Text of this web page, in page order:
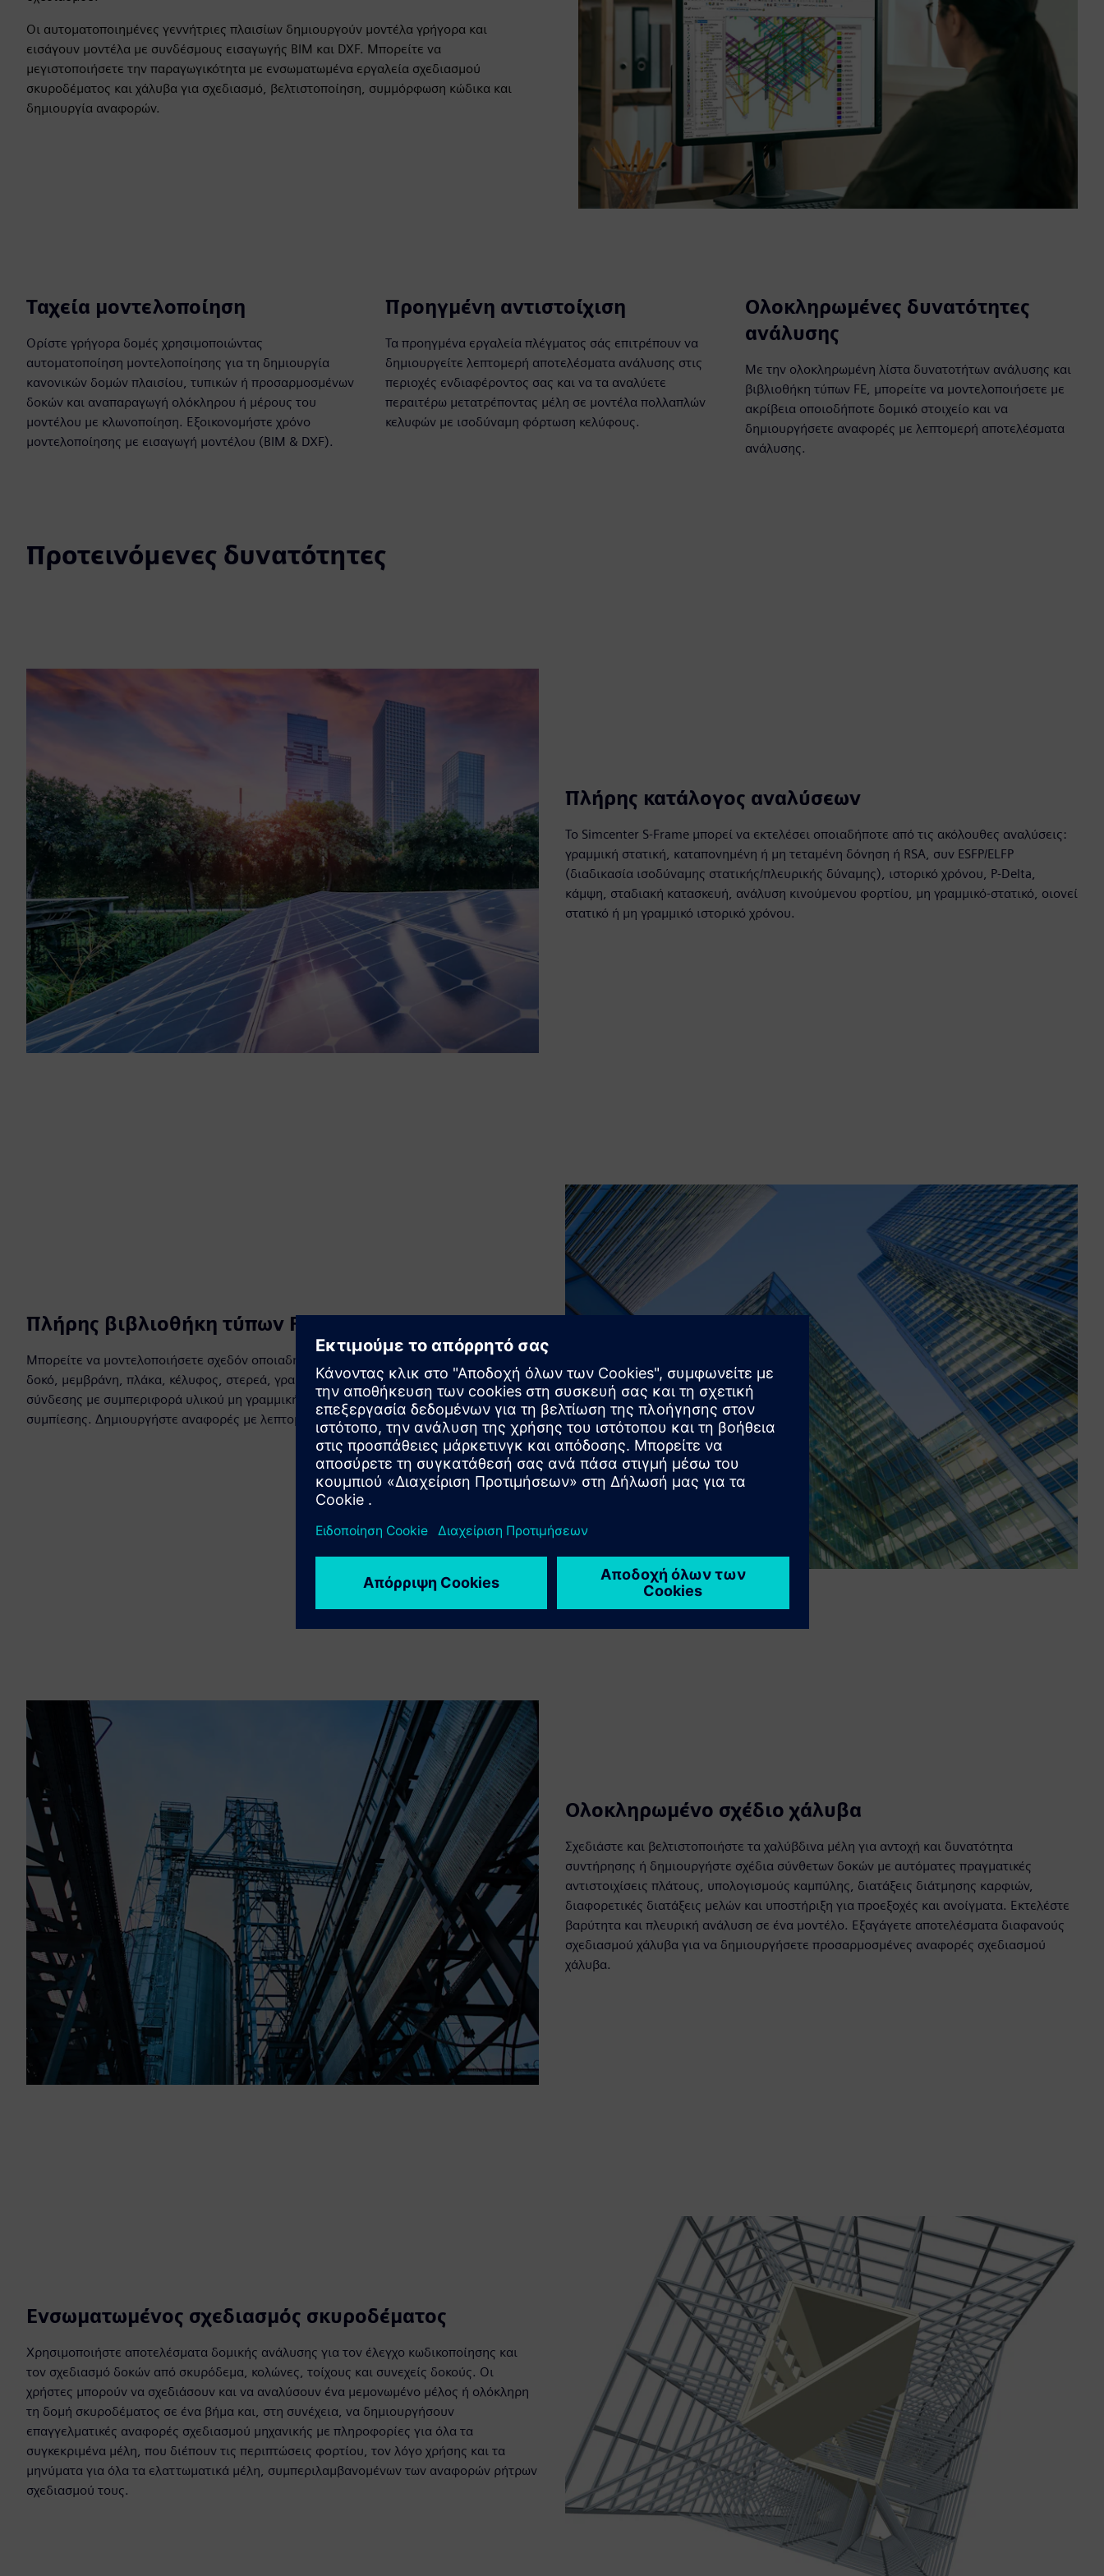
Οι αυτοματοποιημένες γεννήτριες πλαισίων δημιουργούν μοντέλα γρήγορα και
εισάγουν μοντέλα με συνδέσμους εισαγωγής BIM και DXF. Μπορείτε να
μεγιστοποιήσετε την παραγωγικότητα με ενσωματωμένα εργαλεία σχεδιασμού
σκυροδέματος και χάλυβα για σχεδιασμό, βελτιστοποίηση, συμμόρφωση κώδικα και
δημιουργία αναφορών.
Ταχεία μοντελοποίηση
Ορίστε γρήγορα δομές χρησιμοποιώντας
αυτοματοποίηση μοντελοποίησης για τη δημιουργία
κανονικών δομών πλαισίου, τυπικών ή προσαρμοσμένων
δοκών και αναπαραγωγή ολόκληρου ή μέρους του
μοντέλου με κλωνοποίηση. Εξοικονομήστε χρόνο
μοντελοποίησης με εισαγωγή μοντέλου (BIM & DXF).
Προηγμένη αντιστοίχιση
Τα προηγμένα εργαλεία πλέγματος σάς επιτρέπουν να
δημιουργείτε λεπτομερή αποτελέσματα ανάλυσης στις
περιοχές ενδιαφέροντος σας και να τα αναλύετε
περαιτέρω μετατρέποντας μέλη σε μοντέλα πολλαπλών
κελυφών με ισοδύναμη φόρτωση κελύφους.
Ολοκληρωμένες δυνατότητες
ανάλυσης
Με την ολοκληρωμένη λίστα δυνατοτήτων ανάλυσης και
βιβλιοθήκη τύπων FE, μπορείτε να μοντελοποιήσετε με
ακρίβεια οποιοδήποτε δομικό στοιχείο και να
δημιουργήσετε αναφορές με λεπτομερή αποτελέσματα
ανάλυσης.
Προτεινόμενες δυνατότητες
Πλήρης κατάλογος αναλύσεων
Το Simcenter S-Frame μπορεί να εκτελέσει οποιαδήποτε από τις ακόλουθες αναλύσεις:
γραμμική στατική, καταπονημένη ή μη τεταμένη δόνηση ή RSA, συν ESFP/ELFP
(διαδικασία ισοδύναμης στατικής/πλευρικής δύναμης), ιστορικό χρόνου, P-Delta,
κάμψη, σταδιακή κατασκευή, ανάλυση κινούμενου φορτίου, μη γραμμικό-στατικό, οιονεί
στατικό ή μη γραμμικό ιστορικό χρόνου.
Πλήρης βιβλιοθήκη τύπων FE
Μπορείτε να μοντελοποιήσετε σχεδόν οποιαδήποτε δομή, όπως ζευκτόν, καλώδιο,
δοκό, μεμβράνη, πλάκα, κέλυφος, στερεά, γραμμικά και μη γραμμικά ελατήρια, δοκούς
σύνδεσης με συμπεριφορά υλικού μη γραμμικής υστέρησης και μέλη μόνο τάσης/
συμπίεσης. Δημιουργήστε αναφορές με λεπτομερή αποτελέσματα ανάλυσης.
Ολοκληρωμένο σχέδιο χάλυβα
Σχεδιάστε και βελτιστοποιήστε τα χαλύβδινα μέλη για αντοχή και δυνατότητα
συντήρησης ή δημιουργήστε σχέδια σύνθετων δοκών με αυτόματες πραγματικές
αντιστοιχίσεις πλάτους, υπολογισμούς καμπύλης, διατάξεις διάτμησης καρφιών,
διαφορετικές διατάξεις μελών και υποστήριξη για προεξοχές και ανοίγματα. Εκτελέστε
βαρύτητα και πλευρική ανάλυση σε ένα μοντέλο. Εξαγάγετε αποτελέσματα διαφανούς
σχεδιασμού χάλυβα για να δημιουργήσετε προσαρμοσμένες αναφορές σχεδιασμού
χάλυβα.
Ενσωματωμένος σχεδιασμός σκυροδέματος
Χρησιμοποιήστε αποτελέσματα δομικής ανάλυσης για τον έλεγχο κωδικοποίησης και
τον σχεδιασμό δοκών από σκυρόδεμα, κολώνες, τοίχους και συνεχείς δοκούς. Οι
χρήστες μπορούν να σχεδιάσουν και να αναλύσουν ένα μεμονωμένο μέλος ή ολόκληρη
τη δομή σκυροδέματος σε ένα βήμα και, στη συνέχεια, να δημιουργήσουν
επαγγελματικές αναφορές σχεδιασμού μηχανικής με πληροφορίες για όλα τα
συγκεκριμένα μέλη, που διέπουν τις περιπτώσεις φορτίου, τον λόγο χρήσης και τα
μηνύματα για όλα τα ελαττωματικά μέλη, συμπεριλαμβανομένων των αναφορών ρήτρων
σχεδιασμού τους.